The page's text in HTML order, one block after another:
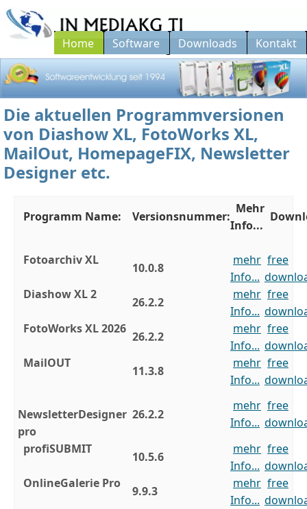
Softwareentwicklung seit 1994...
Home Software Downloads Kontakt
Die aktuellen Programmversionen
von Diashow XL, FotoWorks XL,
MailOut, HomepageFIX, Newsletter
Designer etc.
Programm Name: Versionsnummer:
Mehr
Info...
Fotoarchiv XL
10.0.8
mehr
Info...
free
Diashow XL 2
26.2.2
mehr
Info...
free
FotoWorks XL 2026
26.2.2
mehr
Info...
free
MailOUT
11.3.8
mehr
Info...
free
NewsletterDesigner
pro
26.2.2
mehr
Info...
free
profiSUBMIT
10.5.6
mehr
Info...
free
OnlineGalerie Pro
9.9.3
mehr
Info...
free